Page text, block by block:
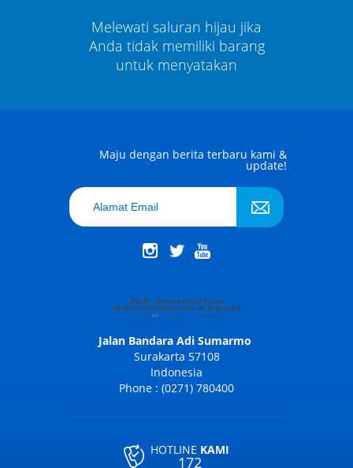
Melewati saluran hijau jika
Anda tidak memiliki barang
untuk menyatakan
Maju dengan berita terbaru kami &
update!
Jalan Bandara Adi Sumarmo
Surakarta 57108
Indonesia
Phone : (0271) 780400
HOTLINE KAMI
172